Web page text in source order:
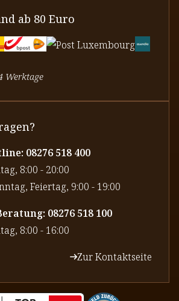
ab 80 Euro
Werktage
08276 518 400
8:00 - 20:00
Feiertag, 9:00 - 19:00
08276 518 100
8:00 - 16:00
Zur Kontaktseite